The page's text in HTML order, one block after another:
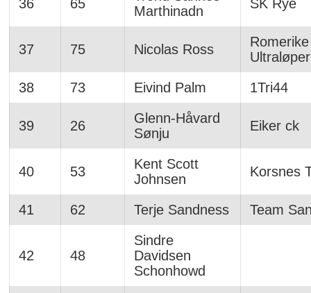
36 65
Marthinadn
SK Rye
37 75 Nicolas Ross
Romerike
38
73 Eivind Palm 1Tri44
39 26
Glenn-Håvard
Sønju
Eiker ck
40 53
Kent Scott
Johnsen
Korsnes
41 62 Terje Sandness Team
42 48
Sindre
Davidsen
Schonhowd